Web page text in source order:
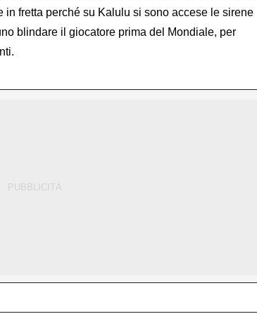
in fretta perché su Kalulu si sono accese le sirene
blindare il giocatore prima del Mondiale, per